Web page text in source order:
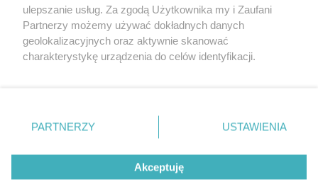
ulepszanie usług. Za zgodą Użytkownika my i Zaufani
Partnerzy możemy używać dokładnych danych
geolokalizacyjnych oraz aktywnie skanować
charakterystykę urządzenia do celów identyfikacji.
zmienić/wycofać klikając przycisk ustawień prywatności
znajdujący się w lewym dolnym rogu strony
rodzaje przetwarzania danych nie wymagają zgody
użytkownika, ale masz prawo sprzeciwić się takiemu
przetwarzaniu. Preferencje będą miały zastosowanie tylko
PARTNERZY USTAWIENIA
Akceptuję